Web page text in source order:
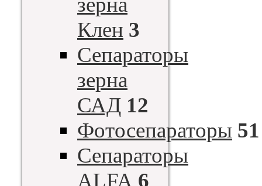
Клен 3
Сепараторы
зерна
САД 12
Фотосепараторы 51
Сепараторы
ALFA 6